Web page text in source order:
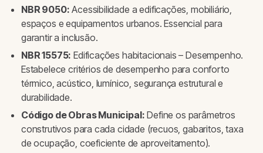
NBR 9050: Acessibilidade a edificações, mobiliário,
espaços e equipamentos urbanos. Essencial para
garantir a inclusão.
NBR 15575: Edificações habitacionais – Desempenho.
Estabelece critérios de desempenho para conforto
térmico, acústico, lumínico, segurança estrutural e
durabilidade.
Código de Obras Municipal: Define os parâmetros
construtivos para cada cidade (recuos, gabaritos, taxa
de ocupação, coeficiente de aproveitamento).